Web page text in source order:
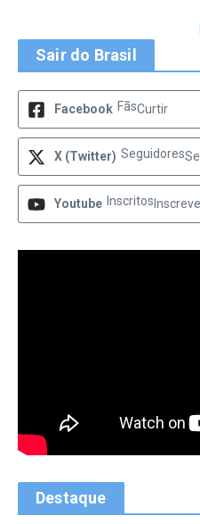
Sair do Brasil
Facebook FãsCurtir
X (Twitter) Seguidores
Youtube Inscritos
Destaque